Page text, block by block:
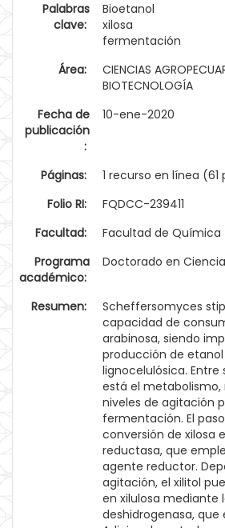
Palabras
clave:
Bioetanol
xilosa
fermentación
Área:
CIENCIAS
BIOTECNOLOGÍA
Fecha de
publicación
:
10-ene-2020
Páginas:
1 recurso en línea (61
Folio RI:
FQDCC-239411
Facultad:
Facultad de Química
Programa
académico:
Doctorado en
Resumen:
Scheffersomyces
capacidad de
arabinosa, siendo
producción de
lignocelulósica. Entre
está el metabolismo,
niveles de agitación
fermentación. El
conversión de xilosa
reductasa, que
agente reductor.
agitación, el xilitol
en xilulosa mediante
deshidrogenasa, que